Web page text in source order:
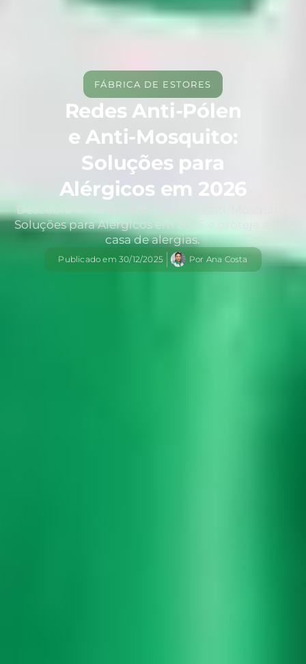
FÁBRICA DE ESTORES
Redes Anti-Pólen
e Anti-Mosquito:
Soluções para
Alérgicos em 2026
Descubra as Redes Anti-Pólen e Anti-Mosquito:
Soluções para Alérgicos em 2026 e proteja a sua
casa de alergias.
Publicado em 30/12/2025 Por Ana Costa